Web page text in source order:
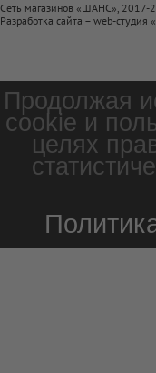
Сеть магазинов «ШАНС», 2017-
Разработка сайта – web-студия «
Продолжая
cookie и
целях